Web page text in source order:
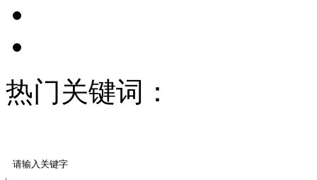
热门关键词：